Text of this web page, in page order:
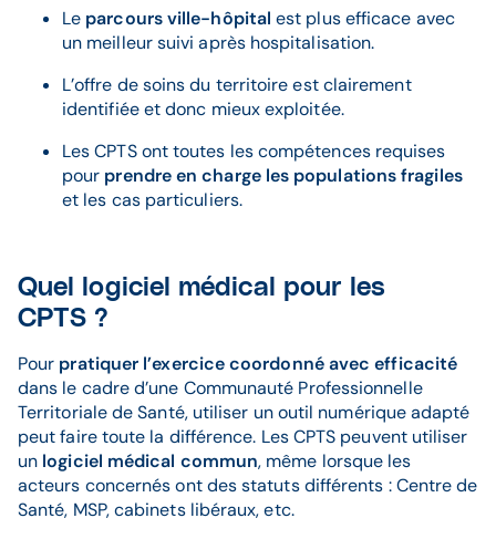
Le parcours ville-hôpital est plus efficace avec
un meilleur suivi après hospitalisation.
L’offre de soins du territoire est clairement
identifiée et donc mieux exploitée.
Les CPTS ont toutes les compétences requises
pour prendre en charge les populations fragiles
et les cas particuliers.
Quel logiciel médical pour les
CPTS ?
Pour pratiquer l’exercice coordonnéavec efficacité
dans le cadre d’une Communauté Professionnelle
Territoriale de Santé, utiliser un outil numérique adapté
peut faire toute la différence. Les CPTS peuvent utiliser
un logiciel médical commun, même lorsque les
acteurs concernés ont des statuts différents : Centre de
Santé, MSP, cabinets libéraux, etc.